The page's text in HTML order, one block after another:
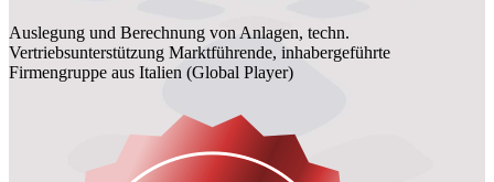
Auslegung und Berechnung von Anlagen, techn.
Vertriebsunterstützung Marktführende, inhabergeführte
Firmengruppe aus Italien (Global Player)